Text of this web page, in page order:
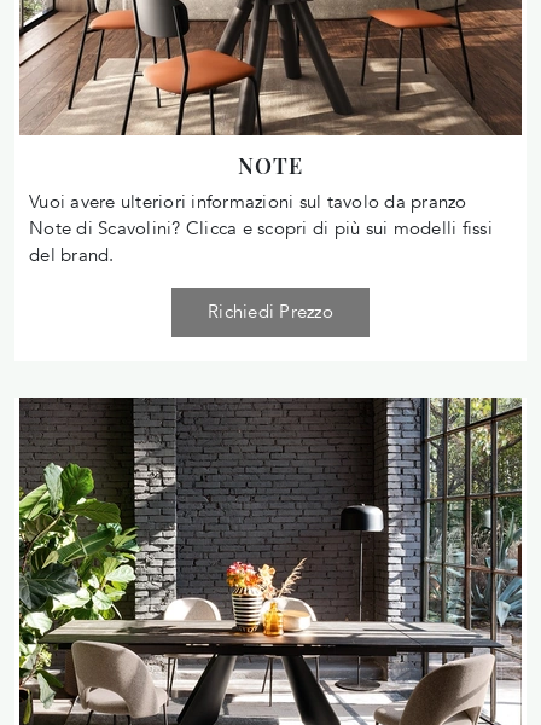
NOTE
Vuoi avere ulteriori informazioni sul tavolo da pranzo
Note di Scavolini? Clicca e scopri di più sui modelli fissi
del brand.
Richiedi Prezzo